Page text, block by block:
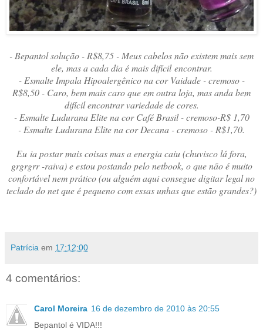
- Bepantol solução - R$8,75 - Meus cabelos não existem mais sem
ele, mas a cada dia é mais difícil encontrar.
- Esmalte Impala Hipoalergênico na cor Vaidade - cremoso -
R$8,50 - Caro, bem mais caro que em outra loja, mas anda bem
difícil encontrar variedade de cores.
- Esmalte Ludurana Elite na cor Café Brasil - cremoso-R$ 1,70
- Esmalte Ludurana Elite na cor Decana - cremoso - R$1,70.
Eu ia postar mais coisas mas a energia caiu (chuvisco lá fora,
grgrgrr -raiva) e estou postando pelo netbook, o que não é muito
confortável nem prático (ou alguém aqui consegue digitar legal no
teclado do net que é pequeno com essas unhas que estão grandes?)
Patrícia em 17:12:00
4 comentários:
Carol Moreira 16 de dezembro de 2010 às 20:55
Bepantol é VIDA!!!